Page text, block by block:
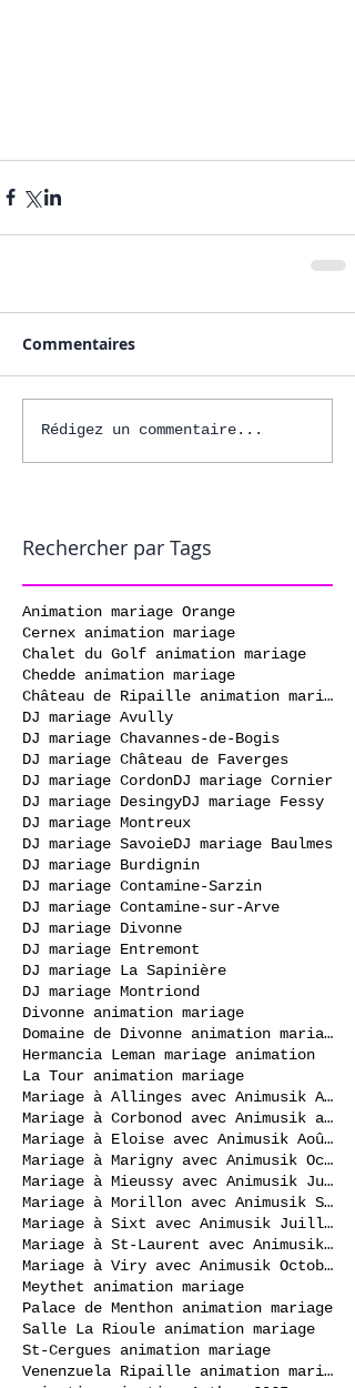
Commentaires
Rédigez un commentaire...
Rechercher par Tags
Animation mariage Orange
Cernex animation mariage
Chalet du Golf animation mariage
Chedde animation mariage
Château de Ripaille animation mariage
DJ mariage Avully
DJ mariage Chavannes-de-Bogis
DJ mariage Château de Faverges
DJ mariage CordonDJ mariage Cornier
DJ mariage DesingyDJ mariage Fessy
DJ mariage Montreux
DJ mariage SavoieDJ mariage Baulmes
DJ mariage Burdignin
DJ mariage Contamine-Sarzin
DJ mariage Contamine-sur-Arve
DJ mariage Divonne
DJ mariage Entremont
DJ mariage La Sapinière
DJ mariage Montriond
Divonne animation mariage
Domaine de Divonne animation mariage
Hermancia Leman mariage animation
La Tour animation mariage
Mariage à Allinges avec Animusik Août 2020
Mariage à Corbonod avec Animusik avril 2023
Mariage à Eloise avec Animusik Août 2020
Mariage à Marigny avec Animusik Octobre 2020
Mariage à Mieussy avec Animusik Juillet 2020
Mariage à Morillon avec Animusik Septembre 2020
Mariage à Sixt avec Animusik Juillet 2020
Mariage à St-Laurent avec Animusik Septembre 2020
Mariage à Viry avec Animusik Octobre 2020
Meythet animation mariage
Palace de Menthon animation mariage
Salle La Rioule animation mariage
St-Cergues animation mariage
Venenzuela Ripaille animation mariage